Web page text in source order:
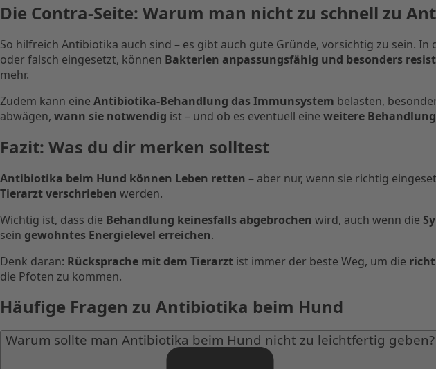
Die Contra-Seite: Warum man nicht zu schnell zu
So hilfreich Antibiotika auch sind – es gibt auch gute Gründe, vorsichtig zu sein.
oder falsch eingesetzt, können Bakterien anpassungsfähig und besonders
mehr.
Zudem kann eine Antibiotika-Behandlung das Immunsystem belasten,
abwägen, wann sie notwendig ist – und ob es eventuell eine weitere Behandlung
Fazit: Was du dir merken solltest
Antibiotika beim Hund können Leben retten – aber nur, wenn sie richtig
Tierarzt verschrieben werden.
Wichtig ist, dass die Behandlung keinesfalls abgebrochen wird, auch wenn die
sein gewohntes Energielevel erreichen.
Denk daran: Rücksprache mit dem Tierarzt ist immer der beste Weg, um die
die Pfoten zu kommen.
Häufige Fragen zu Antibiotika beim Hund
Warum sollte man Antibiotika beim Hund nicht zu leichtfertig geben?